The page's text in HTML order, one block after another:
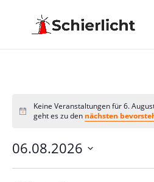
Hinweis
Keine Veranstaltungen für 6.
geht es zu den nächsten
06.08.2026